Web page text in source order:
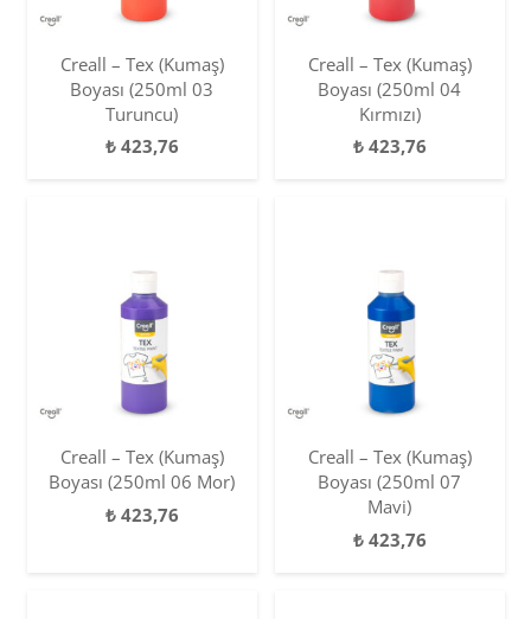
Creall – Tex (Kumaş)
Boyası (250ml 03
Turuncu)
₺423,76
Creall – Tex (Kumaş)
Boyası (250ml 04
Kırmızı)
₺423,76
Creall – Tex (Kumaş)
Boyası (250ml 06 Mor)
₺423,76
Creall – Tex (Kumaş)
Boyası (250ml 07
Mavi)
₺423,76